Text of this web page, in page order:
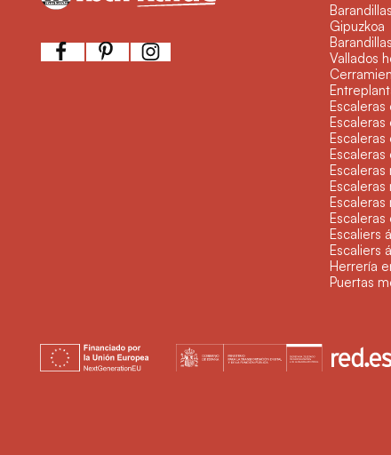
Gipuzkoa
Vallados
Escaleras
Escaleras
Escaleras
Escaliers
Escaliers
Herrería
Puertas